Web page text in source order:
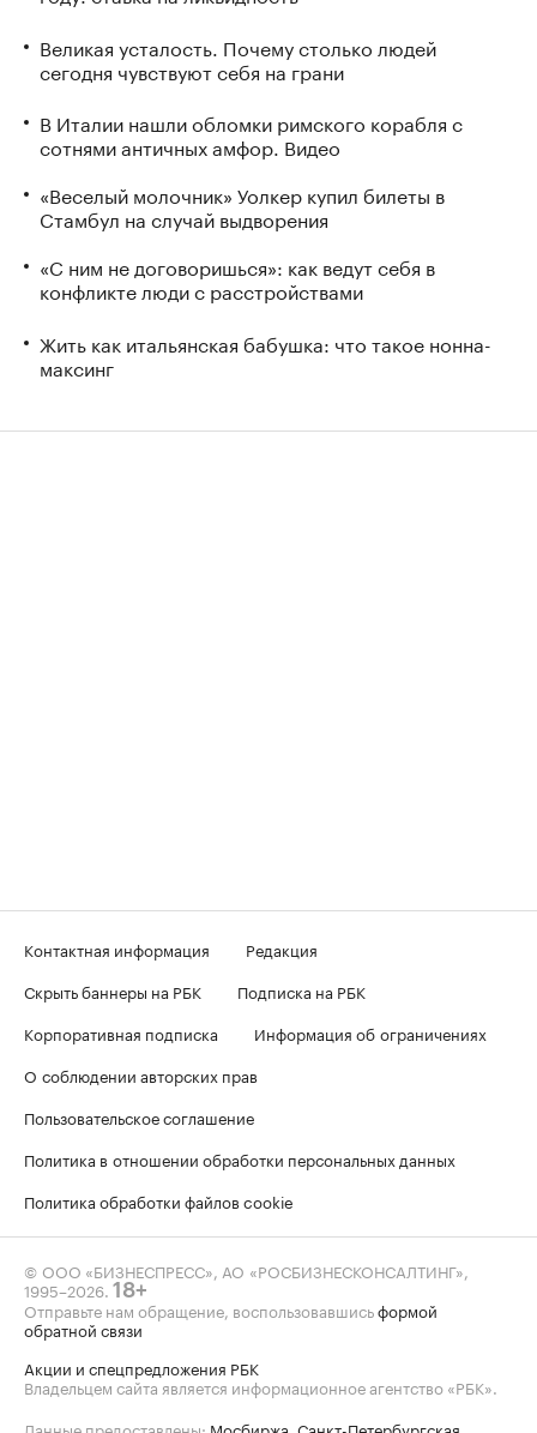
Великая усталость. Почему столько людей
сегодня чувствуют себя на грани
В Италии нашли обломки римского корабля с
сотнями античных амфор. Видео
«Веселый молочник» Уолкер купил билеты в
Стамбул на случай выдворения
«С ним не договоришься»: как ведут себя в
конфликте люди с расстройствами
Жить как итальянская бабушка: что такое нонна-
максинг
Контактная информация
Редакция
Скрыть баннеры на РБК
Подписка на РБК
Корпоративная подписка
Информация об ограничениях
О соблюдении авторских прав
Пользовательское соглашение
Политика в отношении обработки персональных данных
Политика обработки файлов cookie
© ООО «БИЗНЕСПРЕСС», АО «РОСБИЗНЕСКОНСАЛТИНГ»,
1995–2026. 18+
Отправьте нам обращение, воспользовавшисьформой
обратной связи
Акции и спецпредложения РБК
Владельцем сайта является информационное агентство «РБК».